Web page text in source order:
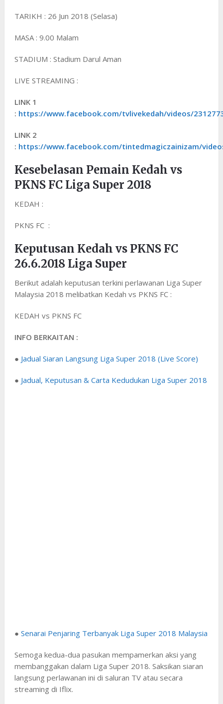
TARIKH : 26 Jun 2018 (Selasa)
MASA : 9.00 Malam
STADIUM : Stadium Darul Aman
LIVE STREAMING :
LINK 1
: https://www.facebook.com/tvlivekedah/videos/
LINK 2
: https://www.facebook.com/tintedmagiczainizam/
Kesebelasan Pemain Kedah vs
PKNS FC Liga Super 2018
KEDAH :
PKNS FC :
Keputusan Kedah vs PKNS FC
26.6.2018 Liga Super
Berikut adalah keputusan terkini perlawanan Liga Super
Malaysia 2018 melibatkan Kedah vs PKNS FC :
KEDAH vs PKNS FC
INFO BERKAITAN :
● Jadual Siaran Langsung Liga Super 2018 (Live Score)
● Jadual, Keputusan & Carta Kedudukan Liga Super 2018
● Senarai Penjaring Terbanyak Liga Super 2018 Malaysia
Semoga kedua-dua pasukan mempamerkan aksi yang
membanggakan dalam Liga Super 2018. Saksikan siaran
langsung perlawanan ini di saluran TV atau secara
streaming di Iflix.